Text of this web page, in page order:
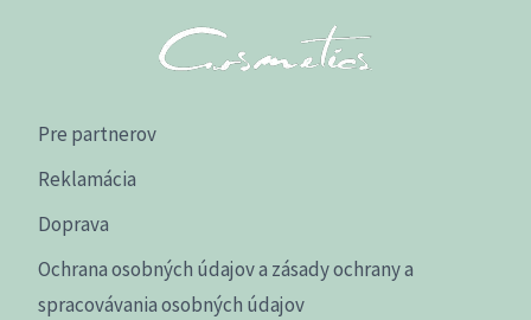
Pre partnerov
Reklamácia
Doprava
Ochrana osobných údajov a zásady ochrany a
spracovávania osobných údajov